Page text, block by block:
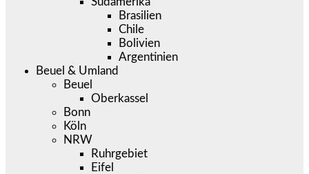
Brasilien
Chile
Bolivien
Argentinien
Beuel & Umland
Beuel
Oberkassel
Bonn
Köln
NRW
Ruhrgebiet
Eifel